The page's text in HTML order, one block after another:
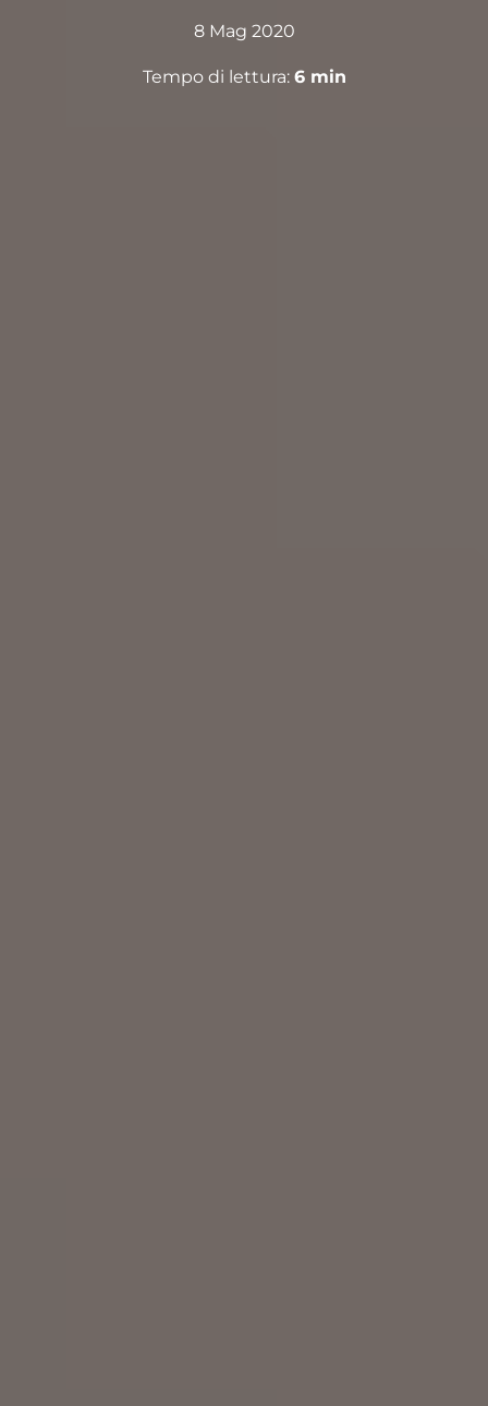
8 Mag 2020
Tempo di lettura: 6min